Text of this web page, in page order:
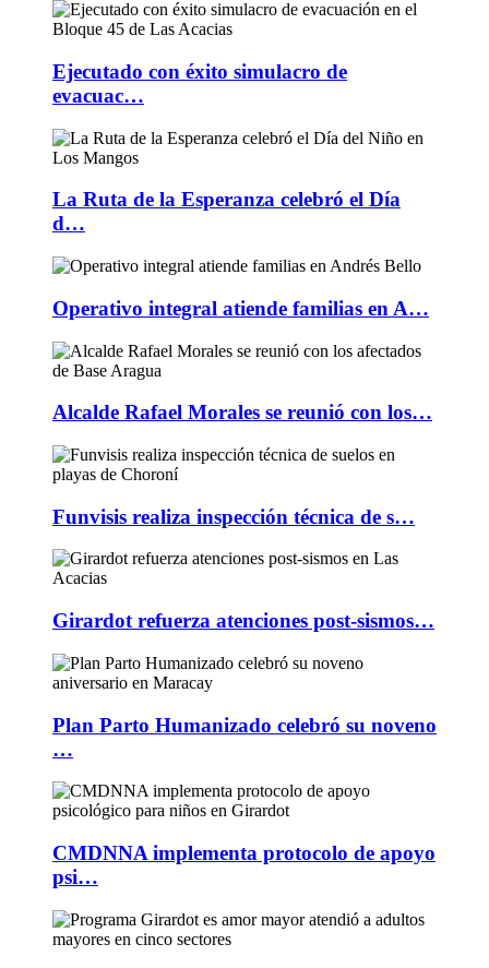
Ejecutado con éxito simulacro de
evacuac…
La Ruta de la Esperanza celebró el Día
d…
Operativo integral atiende familias en A…
Alcalde Rafael Morales se reunió con los…
Funvisis realiza inspección técnica de s…
Girardot refuerza atenciones post-sismos…
Plan Parto Humanizado celebró su noveno
…
CMDNNA implementa protocolo de apoyo
psi…